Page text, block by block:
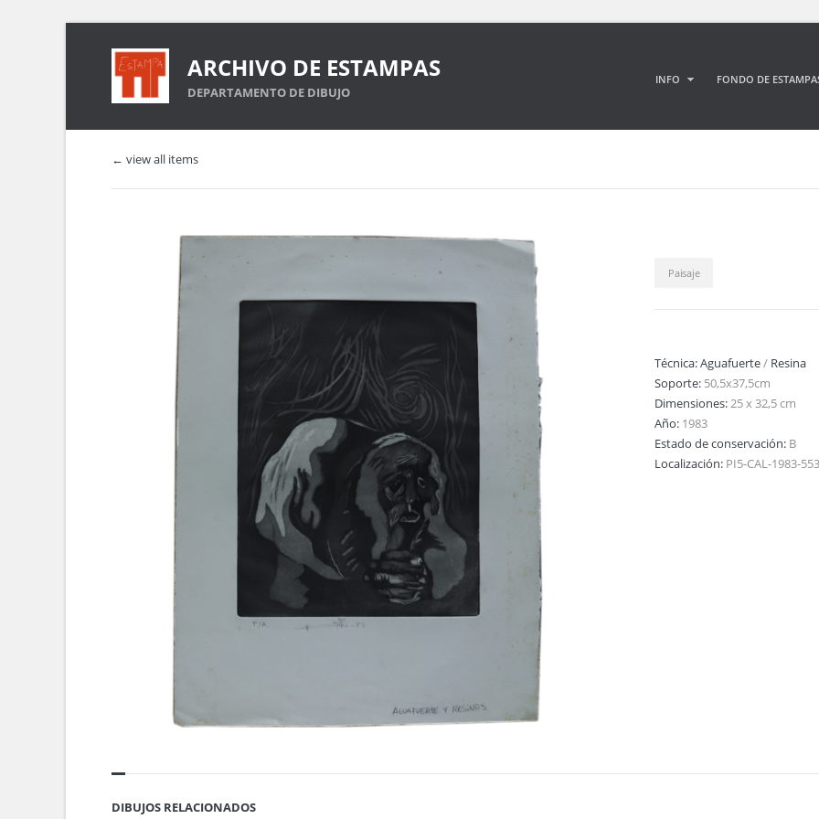
ARCHIVO DE ESTAMPAS
DEPARTAMENTO DE DIBUJO
INFO FONDO DE
← view all items
Paisaje
Técnica:Aguafuerte/ Resina
Soporte: 50,5x37,5cm
Dimensiones:25 x 32,5 cm
Año: 1983
Estado de conservación: B
Localización: PI5-CAL-1983-553
DIBUJOS RELACIONADOS